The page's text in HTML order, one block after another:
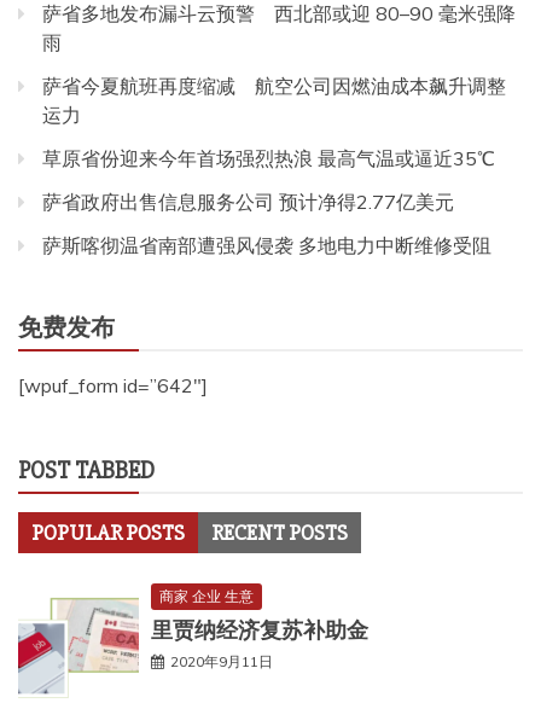
萨省多地发布漏斗云预警 西北部或迎 80–90 毫米强降
雨
萨省今夏航班再度缩减 航空公司因燃油成本飙升调整
运力
草原省份迎来今年首场强烈热浪 最高气温或逼近35℃
萨省政府出售信息服务公司 预计净得2.77亿美元
萨斯喀彻温省南部遭强风侵袭 多地电力中断维修受阻
免费发布
[wpuf_form id=”642″]
POST TABBED
POPULAR POSTS RECENT POSTS
商家 企业 生意
里贾纳经济复苏补助金
2020年9月11日